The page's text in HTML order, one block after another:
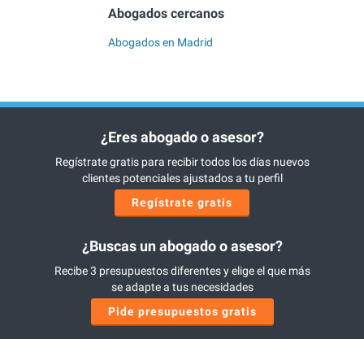
Abogados cercanos
Abogados en Madrid
¿Eres abogado o asesor?
Regístrate gratis para recibir todos los días nuevos
clientes potenciales ajustados a tu perfil
Regístrate gratis
¿Buscas un abogado o asesor?
Recibe 3 presupuestos diferentes y elige el que más
se adapte a tus necesidades
Pide presupuestos gratis